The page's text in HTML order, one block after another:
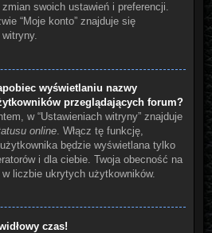
swoich ustawień i preferencji.
“Moje konto” znajduje się
wyświetlaniu nazwy
przeglądających forum?
w “Ustawieniach witryny” znajduje
online. Włącz tę funkcję,
będzie wyświetlana tylko
i dla ciebie. Twoja obecność na
liczbie ukrytych użytkowników.
czas!